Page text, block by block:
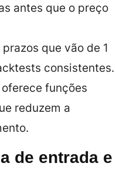
antes que o preço
que vão de 1
consistentes.
oferece funções
reduzem a
de entrada e